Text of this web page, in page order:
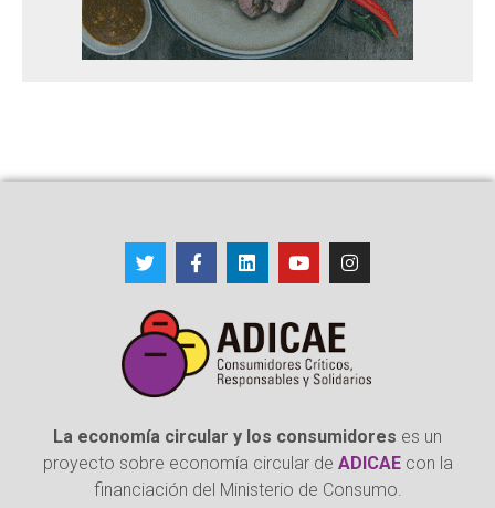
La economía circular y los consumidores es un
proyecto sobre economía circular de ADICAEcon la
financiación del Ministerio de Consumo.